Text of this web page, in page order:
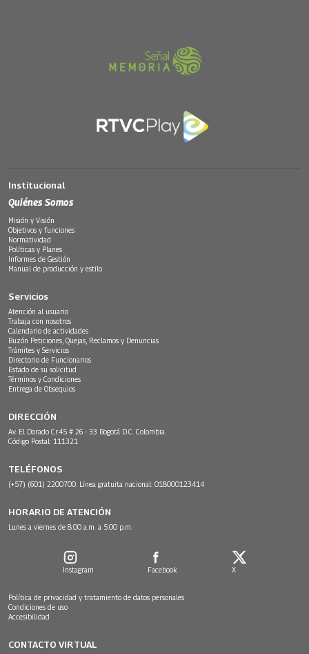
Institucional
Quiénes Somos
Misión y Visión
Objetivos y funciones
Normatividad
Políticas y Planes
Informes de Gestión
Manual de producción y estilo
Servicios
Atención al usuario
Trabaja con nosotros
Calendario de actividades
Buzón Peticiones, Quejas, Reclamos y Denuncias
Trámites y Servicios
Directorio de Funcionarios
Estado de su solicitud
Términos y Condiciones
Entrega de Obsequios
DIRECCIÓN
Av. El Dorado Cr.45 # 26 - 33 Bogotá D.C. Colombia.
Código Postal: 111321
TELÉFONOS
(+57) (601) 2200700. Línea gratuita nacional: 018000123414
HORARIO DE ATENCIÓN
Lunes a viernes de 8:00 a.m. a 5:00 p.m.
Instagram Facebook X
Política de privacidad y tratamiento de datos personales
Condiciones de uso
Accesibilidad
CONTACTO VIRTUAL